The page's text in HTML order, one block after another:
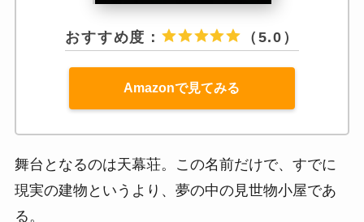
おすすめ度： （5.0）
Amazonで見てみる
舞台となるのは天幕荘。この名前だけで、すでに
現実の建物というより、夢の中の見世物小屋であ
る。